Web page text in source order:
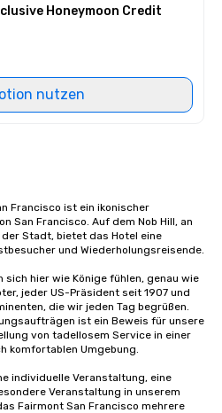
Honeymoon Credit
nutzen
Francisco ist ein ikonischer
San Francisco. Auf dem Nob Hill, an
Stadt, bietet das Hotel eine
und Wiederholungsreisende.
sich hier wie Könige fühlen, genau wie
jeder US-Präsident seit 1907 und
die wir jeden Tag begrüßen.
ist ein Beweis für unsere
von tadellosem Service in einer
komfortablen Umgebung.
individuelle Veranstaltung, eine
Veranstaltung in unserem
Fairmont San Francisco mehrere